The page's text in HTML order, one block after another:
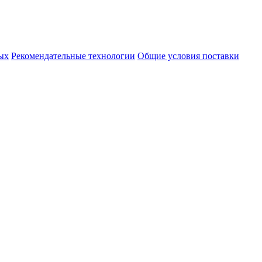
Рекомендательные технологии Общие условия поставки